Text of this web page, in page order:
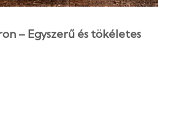
– Egyszerű és tökéletes